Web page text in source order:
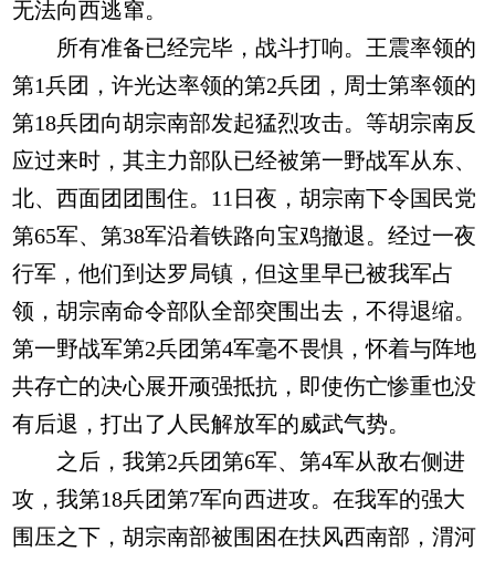
无法向西逃窜。
所有准备已经完毕，战斗打响。王震率领的
第1兵团，许光达率领的第2兵团，周士第率领的
第18兵团向胡宗南部发起猛烈攻击。等胡宗南反
应过来时，其主力部队已经被第一野战军从东、
北、西面团团围住。11日夜，胡宗南下令国民党
第65军、第38军沿着铁路向宝鸡撤退。经过一夜
行军，他们到达罗局镇，但这里早已被我军占
领，胡宗南命令部队全部突围出去，不得退缩。
第一野战军第2兵团第4军毫不畏惧，怀着与阵地
共存亡的决心展开顽强抵抗，即使伤亡惨重也没
有后退，打出了人民解放军的威武气势。
之后，我第2兵团第6军、第4军从敌右侧进
攻，我第18兵团第7军向西进攻。在我军的强大
围压之下，胡宗南部被围困在扶风西南部，渭河